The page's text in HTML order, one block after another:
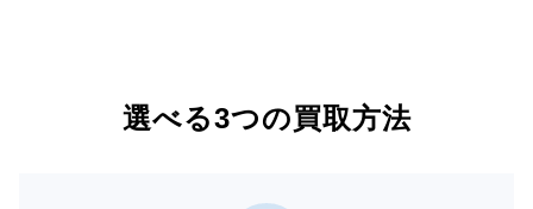
選べる3つの買取方法